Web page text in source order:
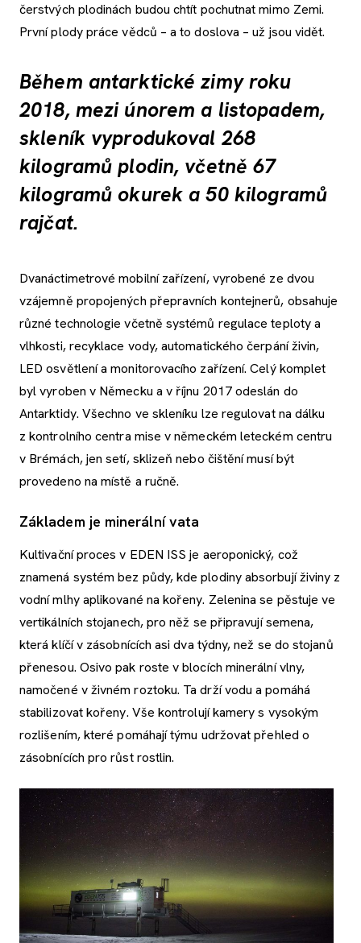
čerstvých plodinách budou chtít pochutnat mimo Zemi.
První plody práce vědců – a to doslova – už jsou vidět.
Během antarktické zimy roku
2018, mezi únorem a listopadem,
skleník vyprodukoval 268
kilogramů plodin, včetně 67
kilogramů okurek a 50 kilogramů
rajčat.
Dvanáctimetrové mobilní zařízení, vyrobené ze dvou
vzájemně propojených přepravních kontejnerů, obsahuje
různé technologie včetně systémů regulace teploty a
vlhkosti, recyklace vody, automatického čerpání živin,
LED osvětlení a monitorovacího zařízení. Celý komplet
byl vyroben v Německu a v říjnu 2017 odeslán do
Antarktidy. Všechno ve skleníku lze regulovat na dálku
z kontrolního centra mise v německém leteckém centru
v Brémách, jen setí, sklizeň nebo čištění musí být
provedeno na místě a ručně.
Základem je minerální vata
Kultivační proces v EDEN ISS je aeroponický, což
znamená systém bez půdy, kde plodiny absorbují živiny z
vodní mlhy aplikované na kořeny. Zelenina se pěstuje ve
vertikálních stojanech, pro něž se připravují semena,
která klíčí v zásobnících asi dva týdny, než se do stojanů
přenesou. Osivo pak roste v blocích minerální vlny,
namočené v živném roztoku. Ta drží vodu a pomáhá
stabilizovat kořeny. Vše kontrolují kamery s vysokým
rozlišením, které pomáhají týmu udržovat přehled o
zásobnících pro růst rostlin.